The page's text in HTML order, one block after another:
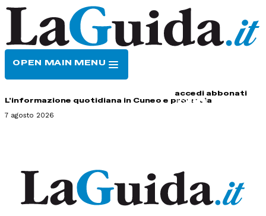
OPEN MAIN MENU
accedi abbonati
L'informazione quotidiana in Cuneo e provincia
7 agosto 2026